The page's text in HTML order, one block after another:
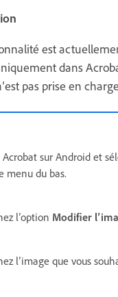
est
dans
pas prise en
Acrobat sur Android et
menu du bas.
l’option Modifier
l’image que vous